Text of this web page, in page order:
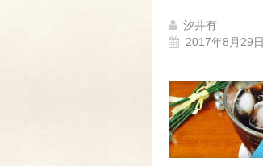
汐井有
2017年8月29日